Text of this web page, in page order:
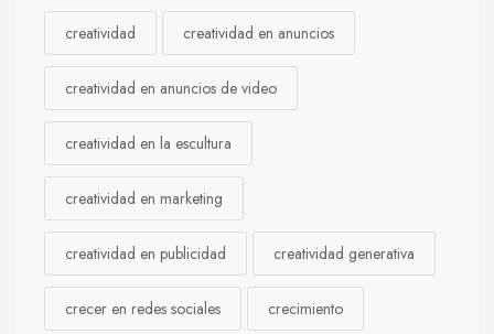
creatividad creatividad en anuncios
creatividad en anuncios de video
creatividad en la escultura
creatividad en marketing
creatividad en publicidad creatividad generativa
crecer en redes sociales crecimiento